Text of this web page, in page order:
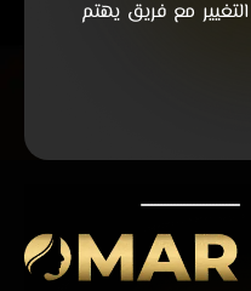
مع فريق يهتم